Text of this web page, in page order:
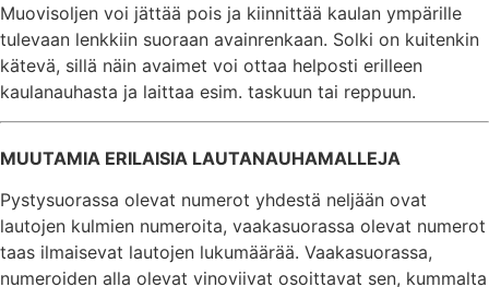
Muovisoljen voi jättää pois ja kiinnittää kaulan ympärille
tulevaan lenkkiin suoraan avainrenkaan. Solki on kuitenkin
kätevä, sillä näin avaimet voi ottaa helposti erilleen
kaulanauhasta ja laittaa esim. taskuun tai reppuun.
MUUTAMIA ERILAISIA LAUTANAUHAMALLEJA
Pystysuorassa olevat numerot yhdestä neljään ovat
lautojen kulmien numeroita, vaakasuorassa olevat numerot
taas ilmaisevat lautojen lukumäärää. Vaakasuorassa,
numeroiden alla olevat vinoviivat osoittavat sen, kummalta